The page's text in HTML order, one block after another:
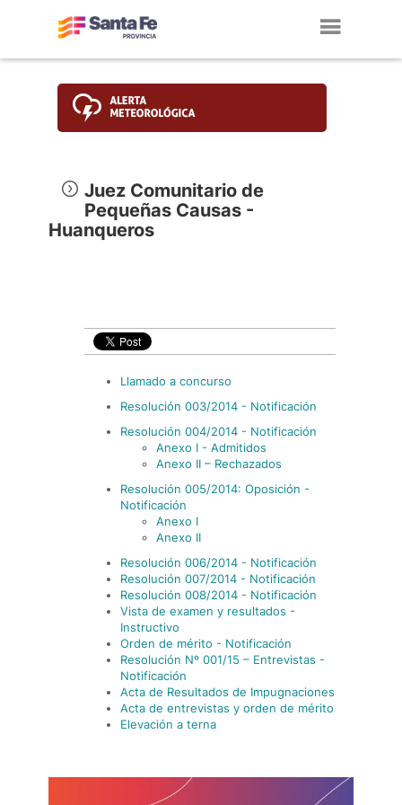
Juez Comunitario de
Pequeñas Causas -
Huanqueros
Llamado a concurso
Resolución 003/2014 - Notificación
Resolución 004/2014 - Notificación
Anexo I - Admitidos
Anexo II – Rechazados
Resolución 005/2014: Oposición -
Notificación
Anexo I
Anexo II
Resolución 006/2014 - Notificación
Resolución 007/2014 - Notificación
Resolución 008/2014 - Notificación
Vista de examen y resultados -
Instructivo
Orden de mérito - Notificación
Resolución Nº 001/15 – Entrevistas -
Notificación
Acta de Resultados de Impugnaciones
Acta de entrevistas y orden de mérito
Elevación a terna